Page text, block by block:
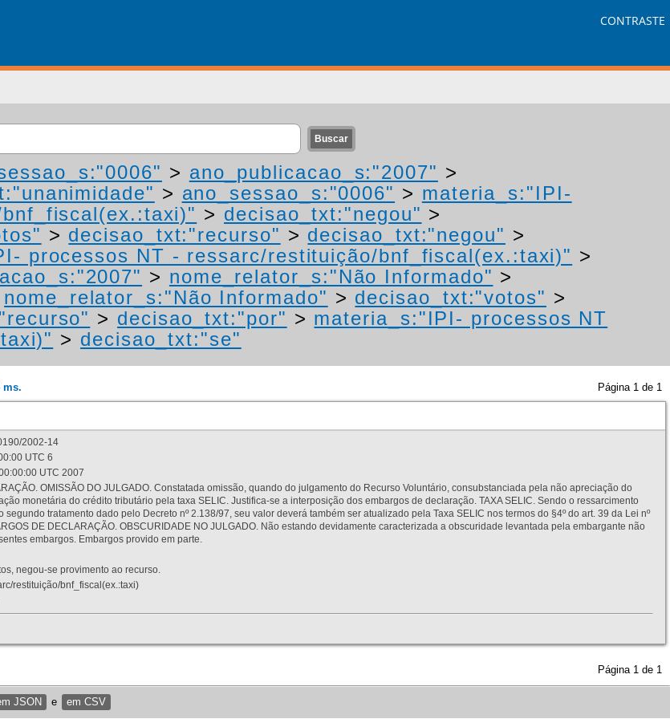
CONTRASTE
> ano_publicacao_s:"2007" >
> ano_sessao_s:"0006" > materia_s:"IPI-
> decisao_txt:"negou" >
> decisao_txt:"recurso" > decisao_txt:"negou" >
processos NT - ressarc/restituição/bnf_fiscal(ex.:taxi)" >
> nome_relator_s:"Não Informado" >
nome_relator_s:"Não Informado" > decisao_txt:"votos" >
> decisao_txt:"por" > materia_s:"IPI- processos NT
> decisao_txt:"se"
ms. Página 1 de 1
2002-14
UTC 6
UTC 2007
OMISSÃO DO JULGADO. Constatada omissão, quando do julgamento do Recurso Voluntário, consubstanciada pela não apreciação do
monetária do crédito tributário pela taxa SELIC. Justifica-se a interposição dos embargos de declaração. TAXA SELIC. Sendo o ressarcimento
tratamento dado pelo Decreto nº 2.138/97, seu valor deverá também ser atualizado pela Taxa SELIC nos termos do §4º do art. 39 da Lei nº
DE DECLARAÇÃO. OBSCURIDADE NO JULGADO. Não estando devidamente caracterizada a obscuridade levantada pela embargante não
embargos. Embargos provido em parte.
negou-se provimento ao recurso.
restituição/bnf_fiscal(ex.:taxi)
Página 1 de 1
JSON e em CSV